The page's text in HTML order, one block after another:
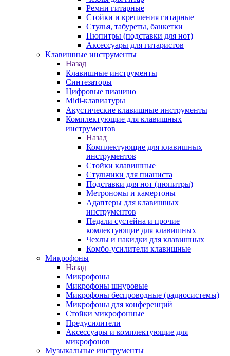
Ремни гитарные
Стойки и крепления гитарные
Стулья, табуреты, банкетки
Пюпитры (подставки для нот)
Аксессуары для гитаристов
Клавишные инструменты
Назад
Клавишные инструменты
Синтезаторы
Цифровые пианино
Midi-клавиатуры
Акустические клавишные инструменты
Комплектующие для клавишных
инструментов
Назад
Комплектующие для клавишных
инструментов
Стойки клавишные
Стульчики для пианиста
Подставки для нот (пюпитры)
Метрономы и камертоны
Адаптеры для клавишных
инструментов
Педали сустейна и прочие
комлектующие для клавишных
Чехлы и накидки для клавишных
Комбо-усилители клавишные
Микрофоны
Назад
Микрофоны
Микрофоны шнуровые
Микрофоны беспроводные (радиосистемы)
Микрофоны для конференций
Стойки микрофонные
Предусилители
Аксессуары и комплектующие для
микрофонов
Музыкальные инструменты